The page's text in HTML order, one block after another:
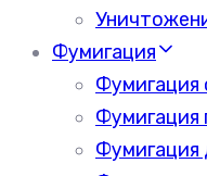
Фумигация
Фумигация
Фумигация
Фумигация